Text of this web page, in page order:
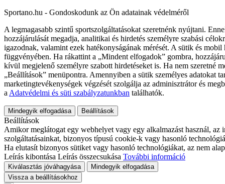
Sportano.hu - Gondoskodunk az Ön adatainak védelméről
A legmagasabb szintű sportszolgáltatásokat szeretnénk nyújtani.
hozzájárulását megadja, analitikai és hirdetés személyre szabási
igazodnak, valamint ezek hatékonyságának mérését. A sütik és
függvényében. Ha rákattint a „Mindent elfogadok” gombra,
kívül megjelenő személyre szabott hirdetéseket is. Ha nem szeretné
„Beállítások” menüpontra. Amennyiben a sütik személyes adatokat
marketingtevékenységek végzését szolgálja az adminisztrátor és
a Adatvédelmi és süti szabályzatunkban találhatók.
Mindegyik elfogadása Beállítások
Beállítások
Amikor meglátogat egy webhelyet vagy egy alkalmazást használ,
szolgáltatásainkat, bizonyos típusú cookie-k vagy hasonló
Ha elutasít bizonyos sütiket vagy hasonló technológiákat, az nem
Leírás kibontása Leírás összecsukása További információ
Kiválasztás jóváhagyása
Mindegyik elfogadása
Vissza a beállításokhoz